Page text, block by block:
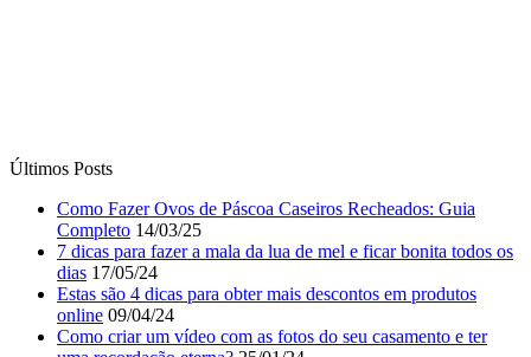
Últimos Posts
Como Fazer Ovos de Páscoa Caseiros Recheados: Guia
Completo 14/03/25
7 dicas para fazer a mala da lua de mel e ficar bonita todos os
dias 17/05/24
Estas são 4 dicas para obter mais descontos em produtos
online 09/04/24
Como criar um vídeo com as fotos do seu casamento e ter